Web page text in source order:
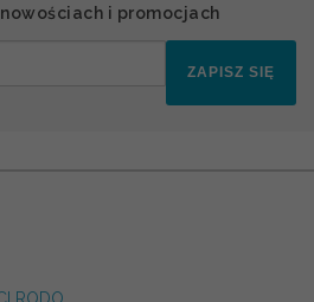
i promocjach
ZAPISZ SIĘ
RODO